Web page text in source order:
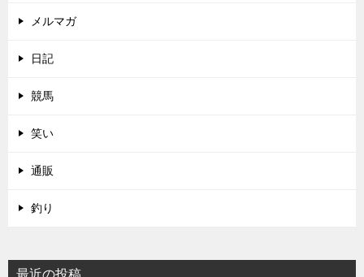
メルマガ
日記
競馬
笑い
通販
釣り